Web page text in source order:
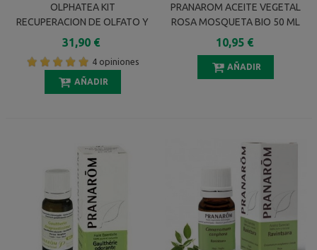
OLPHATEA KIT
RECUPERACION DE OLFATO Y
GUSTO PACK 5 ACEITES
ESENCIALES
31,90 €
4 opiniones
AÑADIR
PRANAROM ACEITE VEGETAL
ROSA MOSQUETA BIO 50 ML
10,95 €
AÑADIR